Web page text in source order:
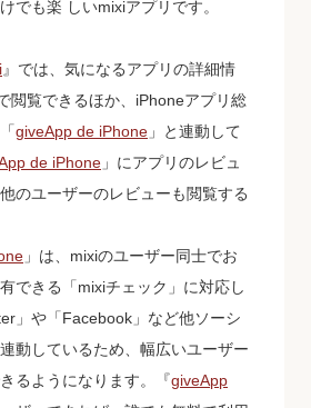
でも楽 しいmixiアプリです。
』では、気になるアプリの詳細情
閲覧できるほか、iPhoneアプリ総
giveApp de iPhone 」と連動して
de iPhone 」にアプリのレビュ
のユーザーのレビューも閲覧する
」は、mixiのユーザー同士でお
できる「mixiチェック」に対応し
」や「Facebook」など他ソーシ
動しているため、幅広いユーザー
るようになります。『giveApp